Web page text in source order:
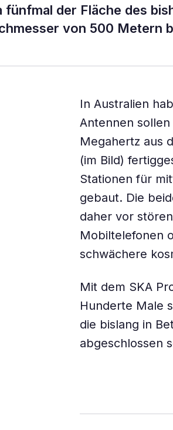
fünfmal der Fläche des
von 500 Metern
In Australien
Antennen
Megahertz aus
(im Bild)
Stationen für
gebaut. Die
daher vor
Mobiltelefonen
schwächere
Mit dem SKA
Hunderte Male
die bislang in
abgeschlossen